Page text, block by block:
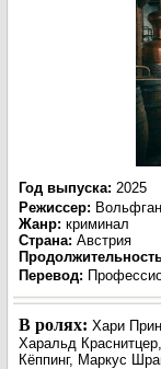
Год выпуска: 2025
Режиссер:
Жанр: криминал
Страна: Австрия
Перевод:
В ролях: Хари
Харальд
Кёппинг, Маркус